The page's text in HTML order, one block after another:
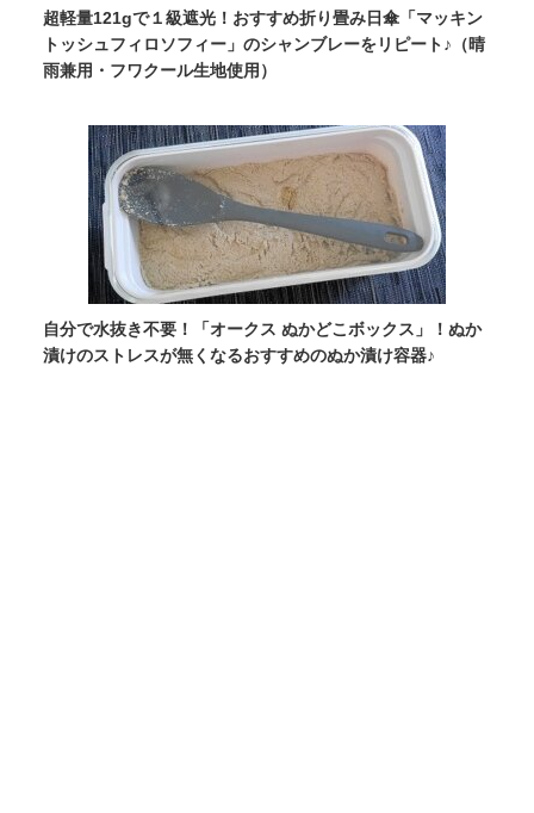
超軽量121gで１級遮光！おすすめ折り畳み日傘「マッキン
トッシュフィロソフィー」のシャンブレーをリピート♪（晴
雨兼用・フワクール生地使用）
自分で水抜き不要！「オークス ぬかどこボックス」！ぬか
漬けのストレスが無くなるおすすめのぬか漬け容器♪